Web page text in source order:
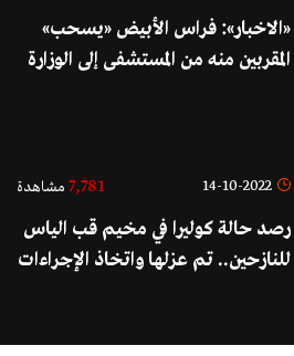
«الاخبار»: فراس الأبيض «يسحب»
المقربين منه من المستشفى إلى الوزارة
14-10-2022
7,781 مشاهدة
رصد حالة كوليرا في مخيم قب الياس
للنازحين.. تم عزلها واتخاذ الإجراءات